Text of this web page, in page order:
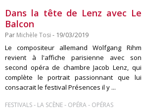
Dans la tête de Lenz avec Le
Balcon
Par Michèle Tosi - 19/03/2019
Le compositeur allemand Wolfgang Rihm
revient à l'affiche parisienne avec son
second opéra de chambre Jacob Lenz, qui
complète le portrait passionnant que lui
consacrait le festival Présences il y ...
FESTIVALS- LA SCÈNE- OPÉRA- OPÉRAS